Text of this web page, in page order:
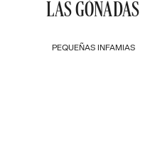
PEQUEÑAS INFAMIAS
LAS GÓNADAS